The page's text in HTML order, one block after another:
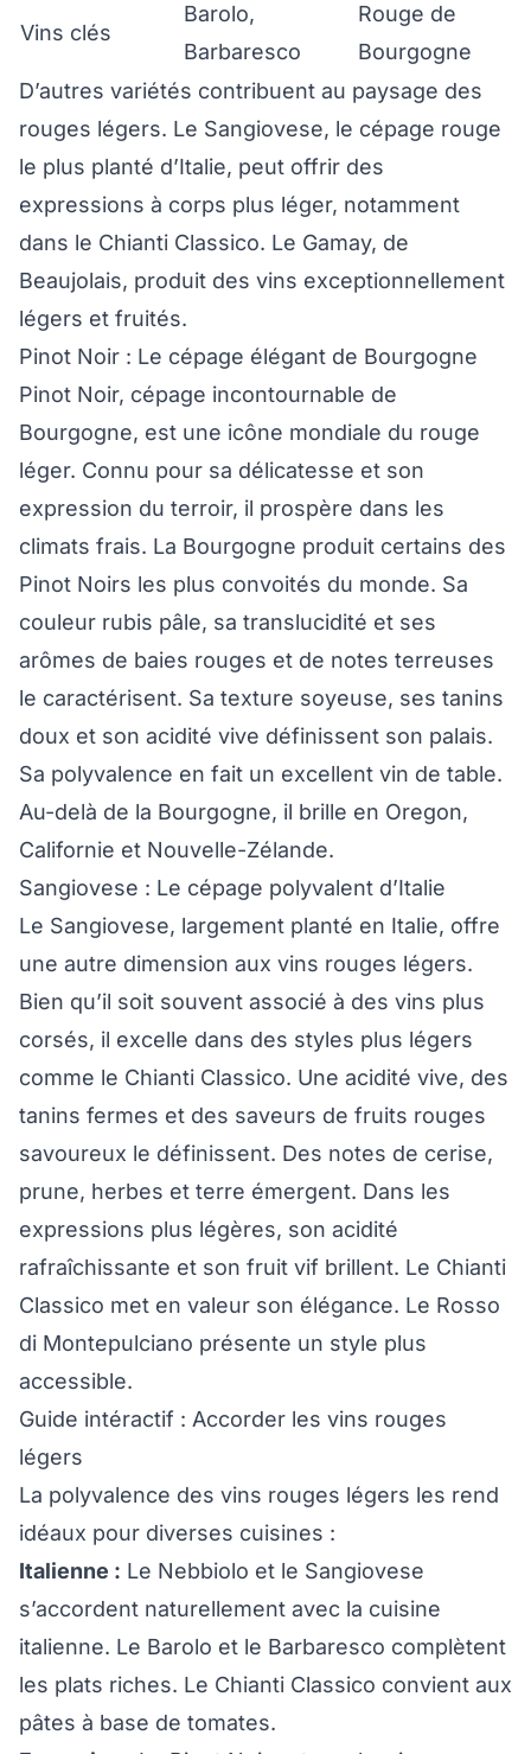
Vins clés
Barolo,
Barbaresco
Rouge de
Bourgogne
D’autres variétés contribuent au paysage des
rouges légers. Le Sangiovese, le cépage rouge
le plus planté d’Italie, peut offrir des
expressions à corps plus léger, notamment
dans le Chianti Classico. Le Gamay, de
Beaujolais, produit des vins exceptionnellement
légers et fruités.
Pinot Noir : Le cépage élégant de Bourgogne
Pinot Noir, cépage incontournable de
Bourgogne, est une icône mondiale du rouge
léger. Connu pour sa délicatesse et son
expression du terroir, il prospère dans les
climats frais. La Bourgogne produit certains des
Pinot Noirs les plus convoités du monde. Sa
couleur rubis pâle, sa translucidité et ses
arômes de baies rouges et de notes terreuses
le caractérisent. Sa texture soyeuse, ses tanins
doux et son acidité vive définissent son palais.
Sa polyvalence en fait un excellent vin de table.
Au-delà de la Bourgogne, il brille en Oregon,
Californie et Nouvelle-Zélande.
Sangiovese : Le cépage polyvalent d’Italie
Le Sangiovese, largement planté en Italie, offre
une autre dimension aux vins rouges légers.
Bien qu’il soit souvent associé à des vins plus
corsés, il excelle dans des styles plus légers
comme le Chianti Classico. Une acidité vive, des
tanins fermes et des saveurs de fruits rouges
savoureux le définissent. Des notes de cerise,
prune, herbes et terre émergent. Dans les
expressions plus légères, son acidité
rafraîchissante et son fruit vif brillent. Le Chianti
Classico met en valeur son élégance. Le Rosso
di Montepulciano présente un style plus
accessible.
Guide intéractif : Accorder les vins rouges
légers
La polyvalence des vins rouges légers les rend
idéaux pour diverses cuisines :
Italienne : Le Nebbiolo et le Sangiovese
s’accordent naturellement avec la cuisine
italienne. Le Barolo et le Barbaresco complètent
les plats riches. Le Chianti Classico convient aux
pâtes à base de tomates.